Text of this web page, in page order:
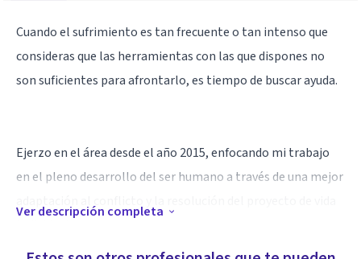
Cuando el sufrimiento es tan frecuente o tan intenso que
consideras que las herramientas con las que dispones no
son suficientes para afrontarlo, es tiempo de buscar ayuda.
Ejerzo en el área desde el año 2015, enfocando mi trabajo
en el pleno desarrollo del ser humano a través de una mejor
Ver descripción completa